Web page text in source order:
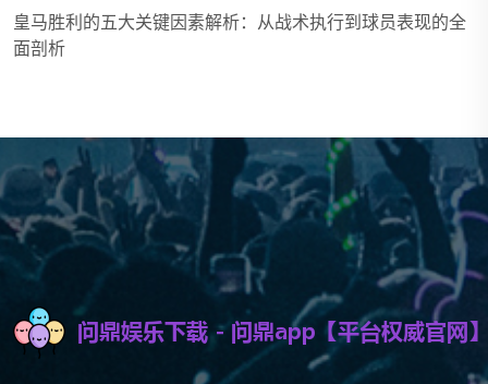
皇马胜利的五大关键因素解析：从战术执行到球员表现的全
面剖析